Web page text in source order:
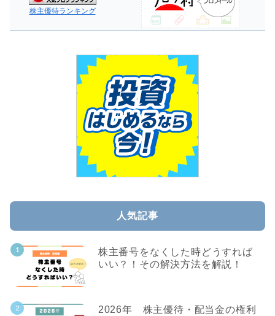
株主優待ランキング
人気記事
株主番号をなくした時どうすれば
いい？！その解決方法を解説！
2026年 株主優待・配当金の権利